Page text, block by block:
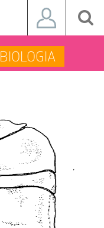
BIOLOGIA